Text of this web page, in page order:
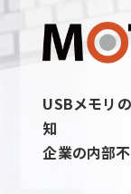
USBメモリ
知
企業の内部
録と通知を行うこ
USBデバイスを監
を牽制し、防止で